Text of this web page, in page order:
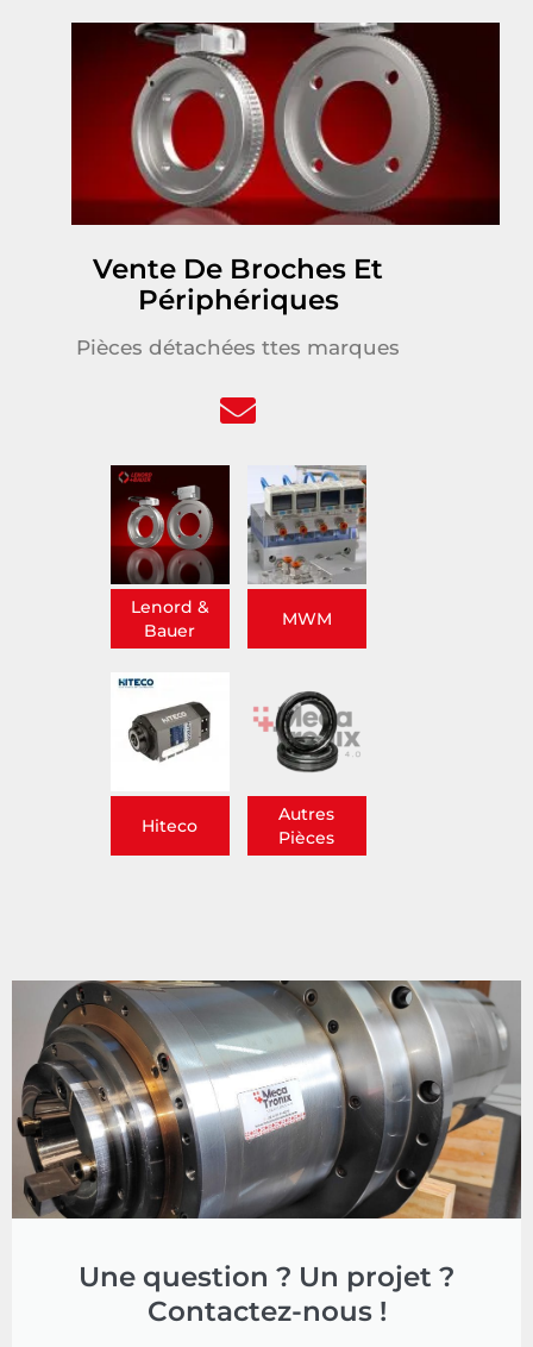
Vente De Broches Et
Périphériques
Pièces détachées ttes marques
Lenord &
Bauer
MWM
Hiteco
Autres
Pièces
Une question ? Un projet ?
Contactez-nous !